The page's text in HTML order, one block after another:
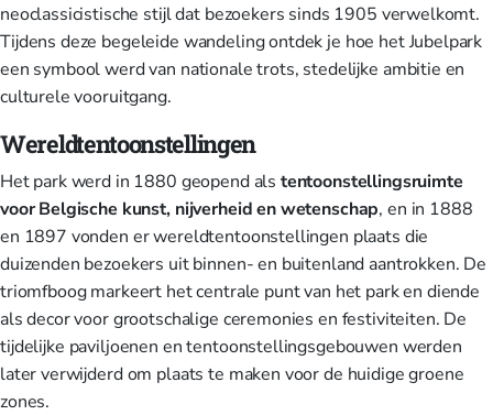
neoclassicistische stijl dat bezoekers sinds 1905 verwelkomt.
Tijdens deze begeleide wandeling ontdek je hoe het Jubelpark
een symbool werd van nationale trots, stedelijke ambitie en
culturele vooruitgang.
Wereldtentoonstellingen
Het park werd in 1880 geopend als tentoonstellingsruimte
voor Belgische kunst, nijverheid en wetenschap, en in 1888
en 1897 vonden er wereldtentoonstellingen plaats die
duizenden bezoekers uit binnen- en buitenland aantrokken. De
triomfboog markeert het centrale punt van het park en diende
als decor voor grootschalige ceremonies en festiviteiten. De
tijdelijke paviljoenen en tentoonstellingsgebouwen werden
later verwijderd om plaats te maken voor de huidige groene
zones.